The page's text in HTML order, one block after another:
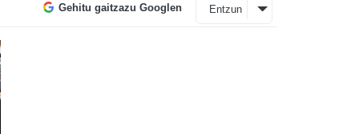
Gehitu gaitzazu Googlen Entzun